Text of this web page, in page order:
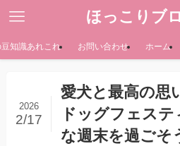
ほっこりブ
知識あれこれ お問い合わせ ホーム
愛犬と最高の思
ドッグフェス
な週末を過ごそ
2026
2/17